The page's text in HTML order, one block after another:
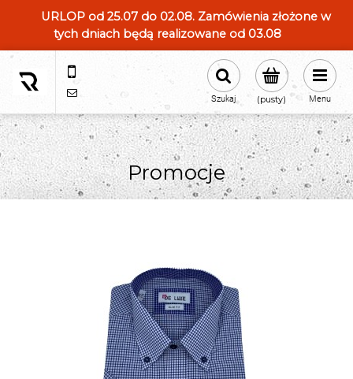
URLOP od 25.07 do 02.08. Zamówienia złożone w
tych dniach będą realizowane od 03.08
604554331
sklep@roland-modameska.pl (pusty)
Szukaj Menu
Promocje